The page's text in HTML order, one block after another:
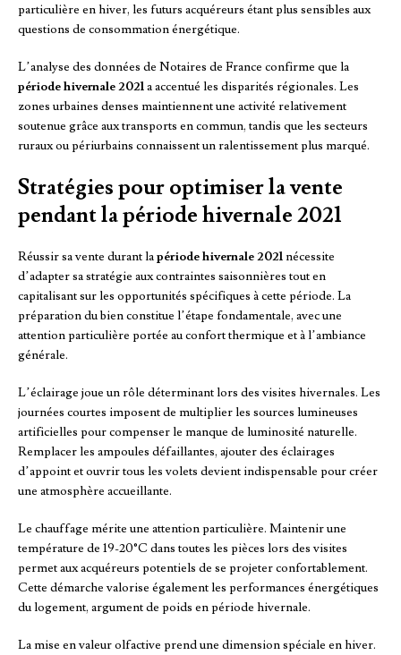
particulière en hiver, les futurs acquéreurs étant plus sensibles aux
questions de consommation énergétique.
L’analyse des données de Notaires de France confirme que la
période hivernale 2021a accentué les disparités régionales. Les
zones urbaines denses maintiennent une activité relativement
soutenue grâce aux transports en commun, tandis que les secteurs
ruraux ou périurbains connaissent un ralentissement plus marqué.
Stratégies pour optimiser la vente
pendant la période hivernale 2021
Réussir sa vente durant lapériode hivernale 2021nécessite
d’adapter sa stratégie aux contraintes saisonnières tout en
capitalisant sur les opportunités spécifiques à cette période. La
préparation du bien constitue l’étape fondamentale, avec une
attention particulière portée au confort thermique et à l’ambiance
générale.
L’éclairage joue un rôle déterminant lors des visites hivernales. Les
journées courtes imposent de multiplier les sources lumineuses
artificielles pour compenser le manque de luminosité naturelle.
Remplacer les ampoules défaillantes, ajouter des éclairages
d’appoint et ouvrir tous les volets devient indispensable pour créer
une atmosphère accueillante.
Le chauffage mérite une attention particulière. Maintenir une
température de 19-20°C dans toutes les pièces lors des visites
permet aux acquéreurs potentiels de se projeter confortablement.
Cette démarche valorise également les performances énergétiques
du logement, argument de poids en période hivernale.
La mise en valeur olfactive prend une dimension spéciale en hiver.